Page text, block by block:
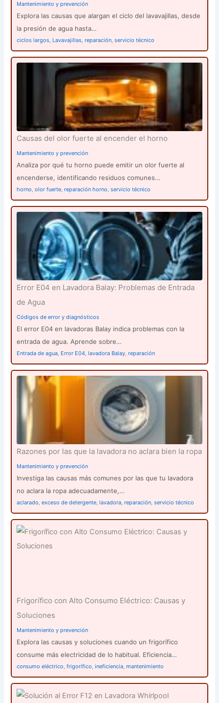
Mantenimiento y prevención
Explora las causas que alargan el ciclo del lavavajillas, desde
la presión de agua hasta…
ciclos largos, Lavavajillas,reparación,servicio técnico
Causas del olor fuerte al encender el horno
Mantenimiento y prevención
Analiza por qué tu horno puede emitir un olor fuerte al
encenderse, identificando residuos comunes…
horno,olor fuerte,reparación horno,servicio técnico
Error E04 en Lavadora Balay: Problemas de Entrada
de Agua
Códigos de error y diagnósticos
El error E04 en lavadoras Balay indica problemas con la
entrada de agua. Aprende sobre…
Entrada de agua, Error E04,lavadora Balay,reparación
Razones por las que la lavadora no aclara bien la ropa
Mantenimiento y prevención
Investiga las causas más comunes por las que tu lavadora
no aclara la ropa adecuadamente,…
aclarado,exceso de detergente,lavadora,reparación,servicio técnico
Frigorífico con Alto Consumo Eléctrico: Causas y
Soluciones
Mantenimiento y prevención
Explora las causas y soluciones cuando un frigorífico
consume más electricidad de lo habitual. Eficiencia…
consumo eléctrico,frigorífico,ineficiencia,mantenimiento